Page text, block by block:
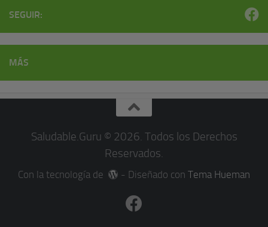
SEGUIR:
MÁS
Saludable.Guru © 2026. Todos los Derechos
Reservados.
Con la tecnología de - Diseñado con Tema Hueman